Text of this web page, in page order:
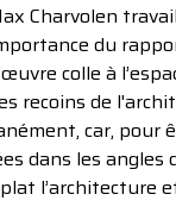
Charvolen
du
colle à
recoins de
car, pour
dans les
l’architecture